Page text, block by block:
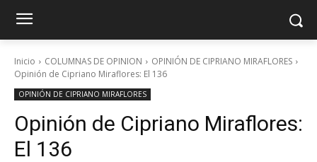
Inicio COLUMNAS DE OPINION
OPINIÓN DE CIPRIANO MIRAFLORES
Opinión de Cipriano Miraflores: El 136
OPINIÓN DE CIPRIANO MIRAFLORES
Opinión de Cipriano Miraflores:
El 136